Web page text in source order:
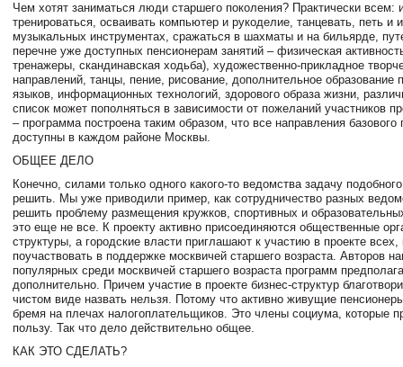
Чем хотят заниматься люди старшего поколения? Практически всем:
тренироваться, осваивать компьютер и рукоделие, танцевать, петь и
музыкальных инструментах, сражаться в шахматы и на бильярде,
перечне уже доступных пенсионерам занятий – физическая
тренажеры, скандинавская ходьба), художественно-прикладное
направлений, танцы, пение, рисование, дополнительное образование
языков, информационных технологий, здорового образа жизни,
список может пополняться в зависимости от пожеланий участников
– программа построена таким образом, что все направления базового
доступны в каждом районе Москвы.
ОБЩЕЕ ДЕЛО
Конечно, силами только одного какого-то ведомства задачу
решить. Мы уже приводили пример, как сотрудничество разных
решить проблему размещения кружков, спортивных и
это еще не все. К проекту активно присоединяются общественные
структуры, а городские власти приглашают к участию в проекте всех,
поучаствовать в поддержке москвичей старшего возраста. Авторов
популярных среди москвичей старшего возраста программ
дополнительно. Причем участие в проекте бизнес-структур
чистом виде назвать нельзя. Потому что активно живущие
бремя на плечах налогоплательщиков. Это члены социума, которые
пользу. Так что дело действительно общее.
КАК ЭТО СДЕЛАТЬ?